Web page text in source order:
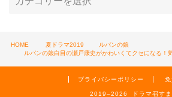
HOME 夏ドラマ2019
ルパンの娘
ルパンの娘白目の瀬戸康史がかわいくてクセになる！
プライバシーポリシー
2019–2026 ドラマ召すま